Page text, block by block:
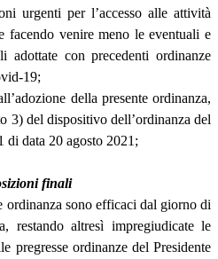
urgenti per l’accesso alle attività
facendo venire meno le eventuali e
adottate con precedenti ordinanze
19;
della presente ordinanza,
3) del dispositivo dell’ordinanza del
di data 20 agosto 2021;
finali
ordinanza sono efficaci dal giorno di
restando altresì impregiudicate le
pregresse ordinanze del Presidente